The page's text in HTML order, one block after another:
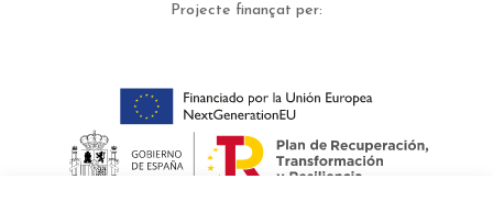
Projecte finançat per: